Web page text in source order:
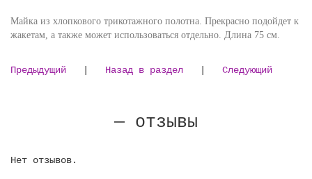
Майка из хлопкового трикотажного полотна. Прекрасно подойдет к
жакетам, а также может использоваться отдельно. Длина 75 см.
Предыдущий | Назад в раздел | Следующий
— отзывы
Нет отзывов.